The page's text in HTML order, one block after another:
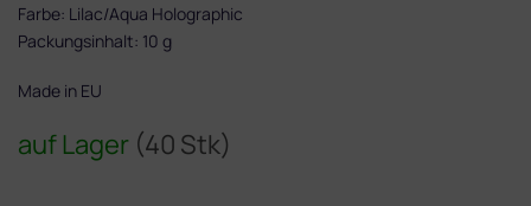
auf Lager (40 Stk)
Farbe: Lilac/Aqua Holographic
Packungsinhalt: 10 g
Made in EU